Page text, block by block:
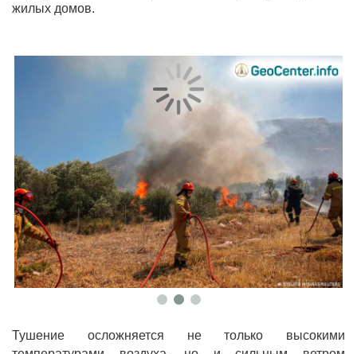
жилых домов.
Тушение осложняется не только высокими